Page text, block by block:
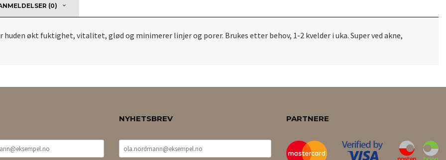
(0)
huden økt fuktighet, vitalitet, glød og minimerer linjer og porer. Brukes etter behov, 1-2 kvelder i uka. Super ved akne,
NYHETSBREV PARTNERE